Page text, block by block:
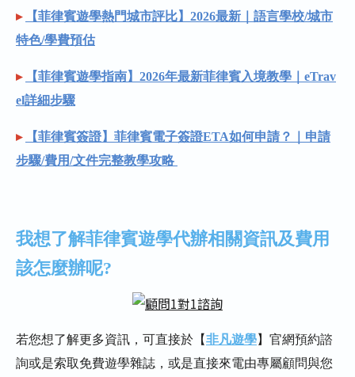
▸
【菲律賓遊學熱門城市評比】2026最新｜語言學校/城市
特色/學費預估
▸
【菲律賓遊學指南】2026年最新菲律賓入境教學｜eTrav
el詳細步驟
▸
【菲律賓簽證】菲律賓電子簽證ETA如何申請？｜申請
步驟/費用/文件完整教學攻略
我想了解菲律賓遊學代辦相關資訊及費用
該怎麼辦呢?
若您想了解更多資訊，可直接於【非凡遊學】官網預約諮
詢或是索取免費遊學雜誌，或是直接來電由專屬顧問與您